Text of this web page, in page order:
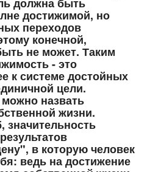
достижимой, но
переходов
конечной,
не может. Таким
- это
к системе достойных
цели.
назвать
жизни.
значительность
в которую человек
ведь на достижение